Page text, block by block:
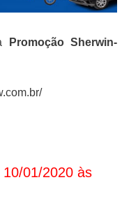
PromoçãoSherwin-
01/2020 às